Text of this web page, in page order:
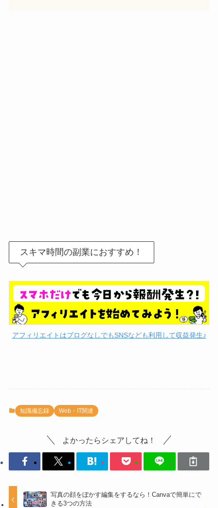
スキマ時間の副業におすすめ！
アフィリエイトはブログなしでもSNSなども利用して収益発生♪
知識備忘録 Web・IT関連
よかったらシェアしてね！
写真の顔をぼかす編集をするなら！Canvaで簡単にで
きる3つの方法